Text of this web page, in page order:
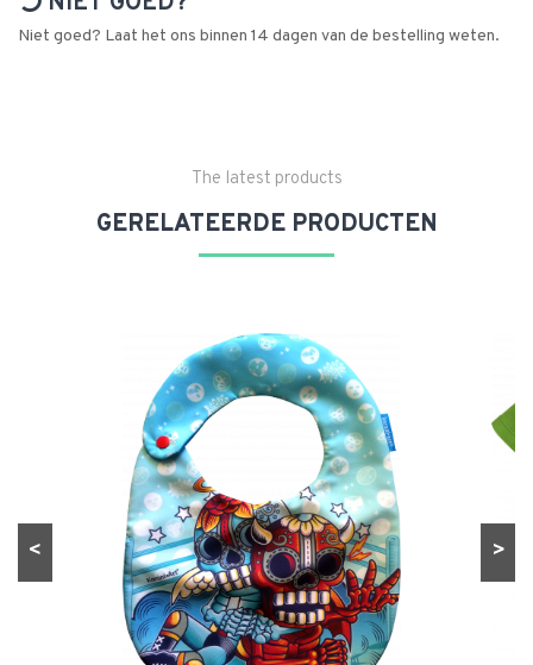
Niet goed? Laat het ons binnen 14 dagen van de bestelling weten.
The latest products
GERELATEERDE PRODUCTEN
>
<